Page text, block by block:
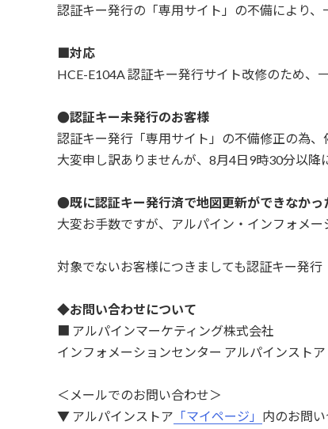
認証キー発行の「専用サイト」の不備により
■対応
HCE-E104A 認証キー発行サイト改修のため、
●認証キー未発行のお客様
認証キー発行「専用サイト」の不備修正の為
大変申し訳ありませんが、8月4日9時30分以降
●既に認証キー発行済で地図更新ができなかっ
大変お手数ですが、アルパイン・インフォメ
対象でないお客様につきましても認証キー発
◆お問い合わせについて
■ アルパインマーケティング株式会社
インフォメーションセンター アルパインストア
＜メールでのお問い合わせ＞
▼ アルパインストア 「マイページ」 内のお問い